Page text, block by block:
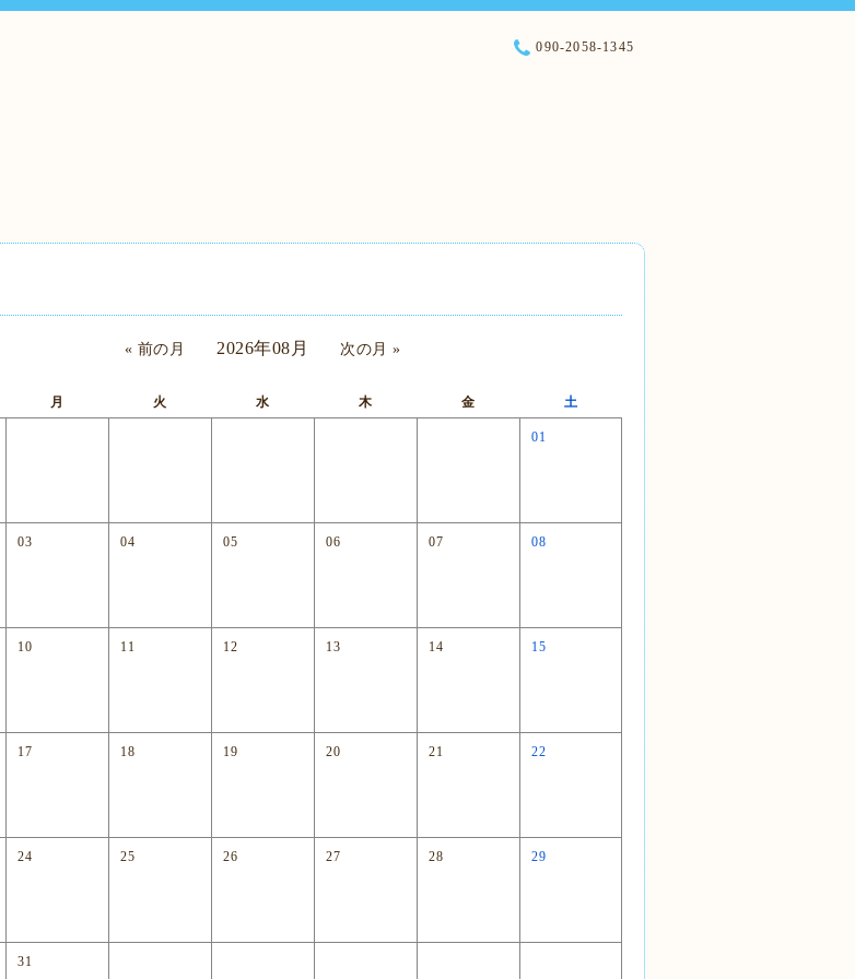
090-2058-1345
« 前の月 2026年08月 次の月 »
月 火 水 木 金 土
01
03 04 05 06 07 08
10 11 12 13 14 15
17 18 19 20 21 22
24 25 26 27 28 29
31